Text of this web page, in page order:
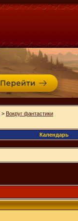
> Вокруг фантастики
Календарь